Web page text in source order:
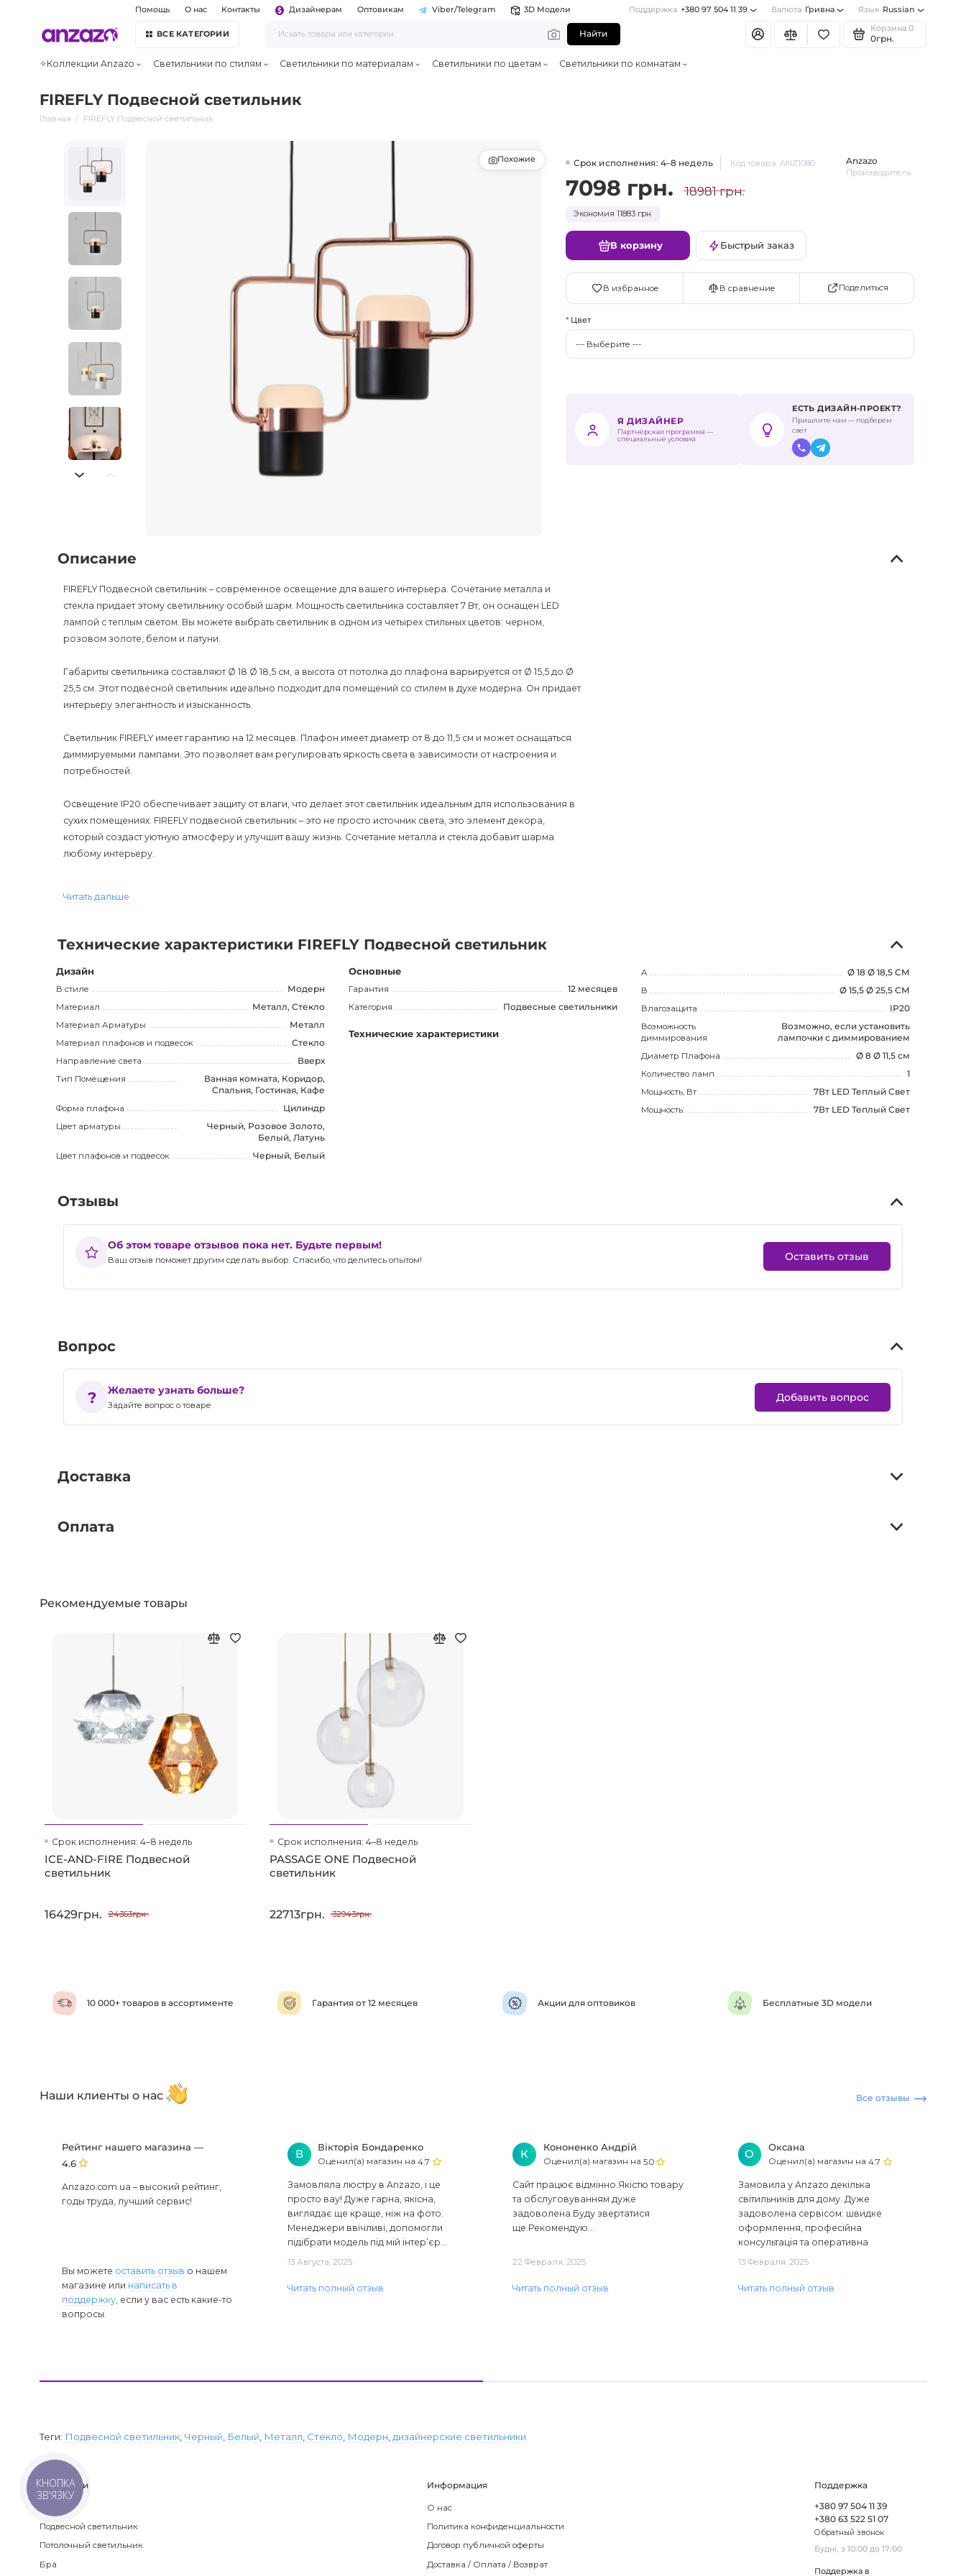
Помощь О нас Контакты Дизайнерам Оптовикам Viber/Telegram 3D Модели Поддержка +380 97 504 11 39 Валюта Гривна Язык Russian
ВСЕ КАТЕГОРИИ Найти
Корзина 0
0грн.
✧Коллекции Anzazo Светильники по стилям Светильники по материалам Светильники по цветам Светильники по комнатам
FIREFLY Подвесной светильник
Главная FIREFLY Подвесной светильник
Похожие Срок исполнения: 4–8 недель Код товара: ANZ1080
Anzazo
Производитель
7098 грн. 18981 грн.
Экономия 11883 грн.
В корзину Быстрый заказ
В избранное В сравнение Поделиться
Цвет
Я ДИЗАЙНЕР
Партнёрская программа —
специальные условия
ЕСТЬ ДИЗАЙН-ПРОЕКТ?
Пришлите нам — подберём
свет
Описание
FIREFLY Подвесной светильник – современное освещение для вашего интерьера. Сочетание металла и
стекла придает этому светильнику особый шарм. Мощность светильника составляет 7 Вт, он оснащен LED
лампой с теплым светом. Вы можете выбрать светильник в одном из четырех стильных цветов: черном,
розовом золоте, белом и латуни.
Габариты светильника составляют Ø 18 Ø 18,5 см, а высота от потолка до плафона варьируется от Ø 15,5 до Ø
25,5 см. Этот подвесной светильник идеально подходит для помещений со стилем в духе модерна. Он придает
интерьеру элегантность и изысканность.
Светильник FIREFLY имеет гарантию на 12 месяцев. Плафон имеет диаметр от 8 до 11,5 см и может оснащаться
диммируемыми лампами. Это позволяет вам регулировать яркость света в зависимости от настроения и
потребностей.
Освещение IP20 обеспечивает защиту от влаги, что делает этот светильник идеальным для использования в
сухих помещениях. FIREFLY подвесной светильник – это не просто источник света, это элемент декора,
который создаст уютную атмосферу и улучшит вашу жизнь. Сочетание металла и стекла добавит шарма
любому интерьеру.
светильником. Выберите его в своем любимом цвете – черном или белом и наслаждайтесь великолепным
характеристики привлекут потенциальных покупателей. Испытайте роскошь и изысканность с FIREFLY
Подвесным светильником.
Читать дальше
Технические характеристики FIREFLY Подвесной светильник
Дизайн
В стиле
Модерн
Материал
Металл, Стекло
Материал Арматуры
Металл
Материал плафонов и подвесок
Стекло
Направление света
Вверх
Тип Помещения
Ванная комната, Коридор,
Спальня, Гостиная, Кафе
Форма плафона
Цилиндр
Цвет арматуры
Черный, Розовое Золото,
Белый, Латунь
Цвет плафонов и подвесок
Черный, Белый
Основные
Гарантия
12 месяцев
Категория
Подвесные светильники
Технические характеристики
А
Ø 18 Ø 18,5 СМ
В
Ø 15,5 Ø 25,5 СМ
Влагозащита
IP20
Возможность
диммирования
Возможно, если установить
лампочки с диммированием
Диаметр Плафона
Ø 8 Ø 11,5 см
Количество ламп
1
Мощность, Вт
7Вт LED Теплый Свет
Мощность:
7Вт LED Теплый Свет
Отзывы
Об этом товаре отзывов пока нет. Будьте первым!
Ваш отзыв поможет другим сделать выбор. Спасибо, что делитесь опытом! Оставить отзыв
Вопрос
Желаете узнать больше?
Задайте вопрос о товаре
Добавить вопрос
Доставка
Оплата
Рекомендуемые товары
Срок исполнения: 4–8 недель
ICE-AND-FIRE Подвесной
светильник
16429грн. 24363грн.
Срок исполнения: 4–8 недель
PASSAGE ONE Подвесной
светильник
22713грн. 32943грн.
10 000+ товаров в ассортименте Гарантия от 12 месяцев Акции для оптовиков Бесплатные 3D модели
Наши клиенты о нас Все отзывы
Рейтинг нашего магазина —
4.6
Anzazo.com.ua – высокий рейтинг,
годы труда, лучший сервис!
Вы можете оставить отзыв о нашем
магазине или написать в
поддержку , если у вас есть какие-то
вопросы.
В
Вікторія Бондаренко
Оценил(а) магазин на4.7
Замовляла люстру в Anzazo, і це
просто вау! Дуже гарна, якісна,
виглядає ще краще, ніж на фото.
Менеджери ввічливі, допомогли
підібрати модель під мій інтер’єр...
13 Августа, 2025
Читать полный отзыв
К
Кононенко Андрій
Оценил(а) магазин на 5.0
Сайт працює відмінно.Якістю товару
та обслуговуванням дуже
задоволена.Буду звертатися
ще.Рекомендую...
22 Февраля, 2025
Читать полный отзыв
О
Оксана
Оценил(а) магазин на4.7
Замовила у Anzazo декілька
світильників для дому. Дуже
задоволена сервісом: швидке
оформлення, професійна
консультація та оперативна
13 Февраля, 2025
Читать полный отзыв
Теги: Подвесной светильник Черный Белый Металл Стекло Модерн дизайнерские светильники
Категории
Подвесной светильник
Потолочный светильник
Бра
Информация
О нас
Политика конфиденциальности
Договор публичной оферты
Доставка / Оплата / Возврат
Поддержка
+380 97 504 11 39
+380 63 522 51 07
Обратный звонок
Будні, з 10:00 до 17:00
Поддержка в
КНОПКА
ЗВ'ЯЗКУ